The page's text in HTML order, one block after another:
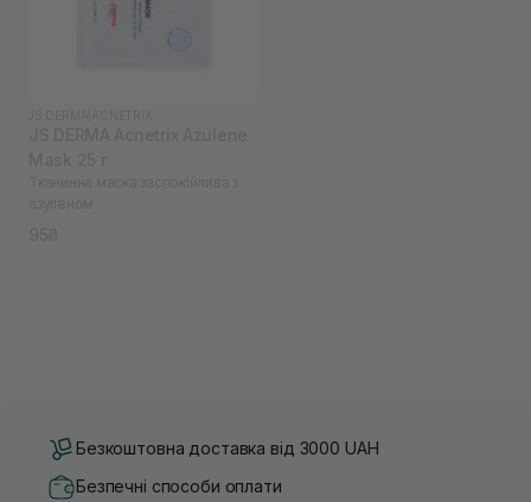
Безкоштовна доставка від 3000 UAH
Безпечні способи оплати